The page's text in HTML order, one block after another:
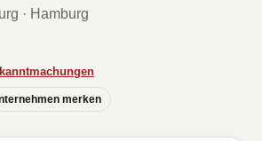
· Hamburg
merken